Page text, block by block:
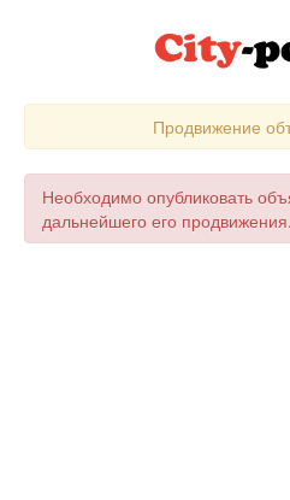
Продвижение
Необходимо опубликовать
дальнейшего его продвижения.